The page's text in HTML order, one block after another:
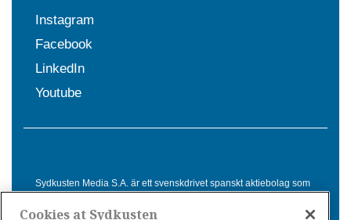
Instagram
Facebook
LinkedIn
Youtube
Sydkusten Media S.A. är ett svenskdrivet spanskt aktiebolag som
Spanien. Genom nyhetsbevakning av hela Spanien, med bas på
Cookies at Sydkusten